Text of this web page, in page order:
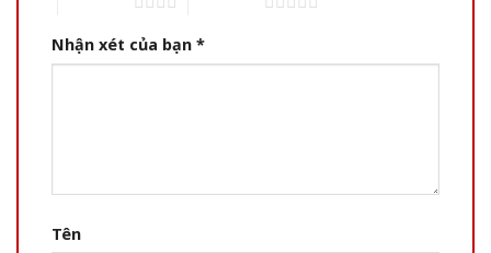
Nhận xét của bạn *
Tên